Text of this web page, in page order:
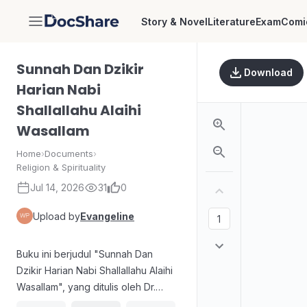
DocShare Story & NovelLiteratureExam
Sunnah Dan Dzikir
Harian Nabi
Shallallahu Alaihi
Wasallam
Home›Documents›
Religion & Spirituality
Jul 14, 2026 31 0
Upload byEvangeline
Buku ini berjudul "Sunnah Dan
Dzikir Harian Nabi Shallallahu Alaihi
Wasallam", yang ditulis oleh Dr.
Download